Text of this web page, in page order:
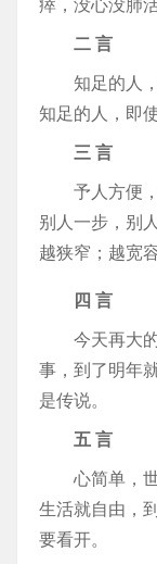
瘁，没心没肺
二 言
知足的人
知足的人，即
三 言
予人方便
别人一步，别
越狭窄；越宽
四 言
今天再大
事，到了明年
是传说。
五 言
心简单，
生活就自由，
要看开。